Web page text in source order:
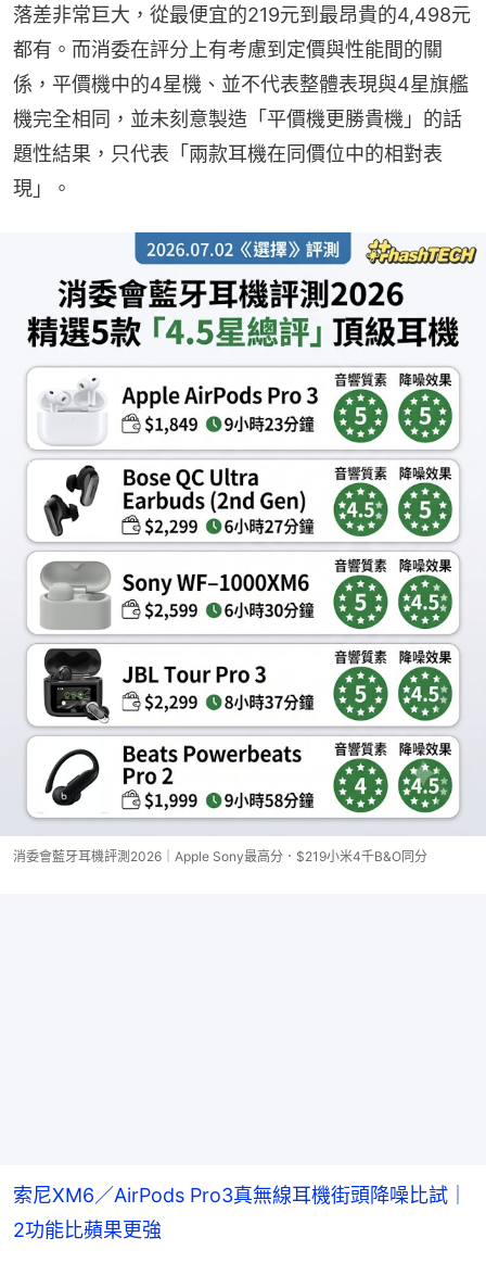
落差非常巨大，從最便宜的219元到最昂貴的4,498元
都有。而消委在評分上有考慮到定價與性能間的關
係，平價機中的4星機、並不代表整體表現與4星旗艦
機完全相同，並未刻意製造「平價機更勝貴機」的話
題性結果，只代表「兩款耳機在同價位中的相對表
現」。
消委會藍牙耳機評測2026｜Apple Sony最高分．$219小米4千B&O同分
索尼XM6／AirPods Pro3真無線耳機街頭降噪比試｜
2功能比蘋果更強